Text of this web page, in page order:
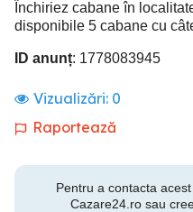
Închiriez cabane în
disponibile 5 cabane cu
ID anunț: 1778083945
Vizualizări: 0
Raportează
Pentru a contacta
Cazare24.ro sau